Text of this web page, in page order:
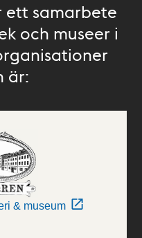
ett samarbete
och museer i
är:
& museum